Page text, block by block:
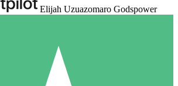
Elijah Uzuazomaro Godspower